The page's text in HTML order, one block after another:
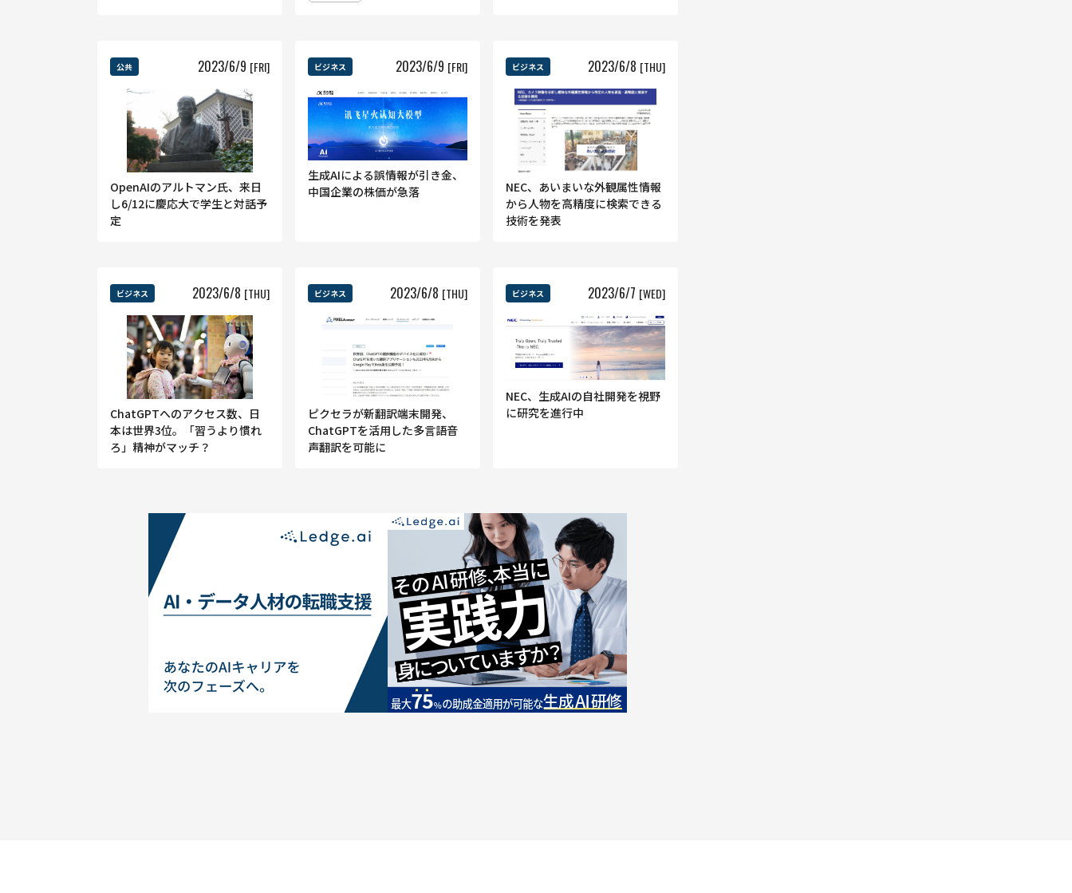
公共 2023/6/9 [FRI]
OpenAIのアルトマン氏、来日
し6/12に慶応大で学生と対話予
定
ビジネス 2023/6/9 [FRI]
生成AIによる誤情報が引き金、
中国企業の株価が急落
ビジネス 2023/6/8 [THU]
NEC、あいまいな外観属性情報
から人物を高精度に検索できる
技術を発表
ビジネス 2023/6/8 [THU]
ChatGPTへのアクセス数、日
本は世界3位。「習うより慣れ
ろ」精神がマッチ？
ビジネス 2023/6/8 [THU]
ピクセラが新翻訳端末開発、
ChatGPTを活用した多言語音
声翻訳を可能に
ビジネス 2023/6/7 [WED]
NEC、生成AIの自社開発を視野
に研究を進行中